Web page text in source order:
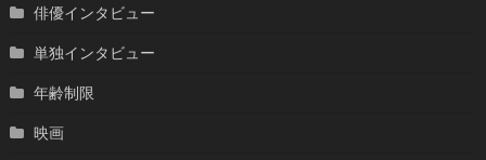
俳優インタビュー
単独インタビュー
年齢制限
映画